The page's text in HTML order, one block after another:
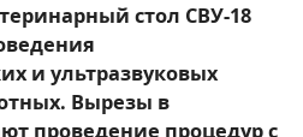
стол СВУ-18
и ультразвуковых
Вырезы в
проведение процедур с